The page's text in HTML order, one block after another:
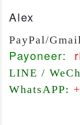
Alex
PayPal/
Payoneer:
LINE /
WhatsAPP: